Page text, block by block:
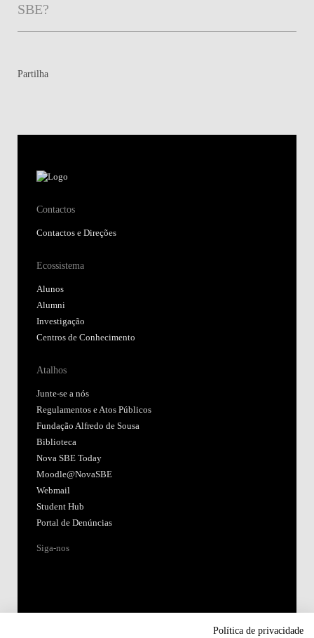
SBE?
Partilha
Contactos
Contactos e Direções
Ecossistema
Alunos
Alumni
Investigação
Centros de Conhecimento
Atalhos
Junte-se a nós
Regulamentos e Atos Públicos
Fundação Alfredo de Sousa
Biblioteca
Nova SBE Today
Moodle@NovaSBE
Webmail
Student Hub
Portal de Denúncias
Siga-nos
Política de privacidade